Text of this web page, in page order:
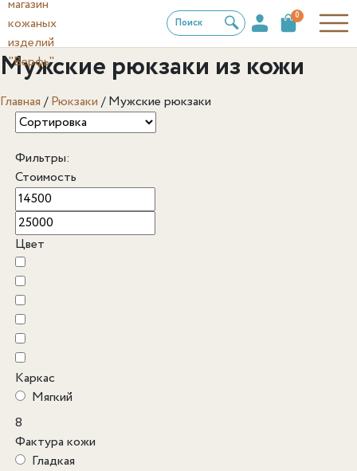
Поиск
0
Мужские рюкзаки из кожи
Главная /Рюкзаки /Мужские рюкзаки
Фильтры:
Стоимость
Цвет
Каркас
Мягкий
8
Фактура кожи
Гладкая